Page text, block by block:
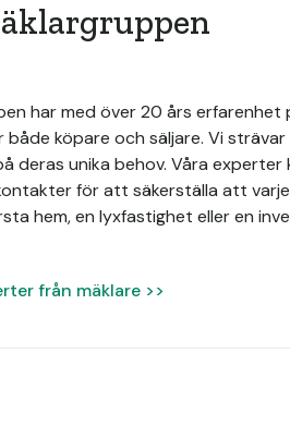
har med över 20 års
köpare och säljare. Vi
deras unika behov. Våra
för att säkerställa att
hem, en lyxfastighet eller en
från mäklare >>